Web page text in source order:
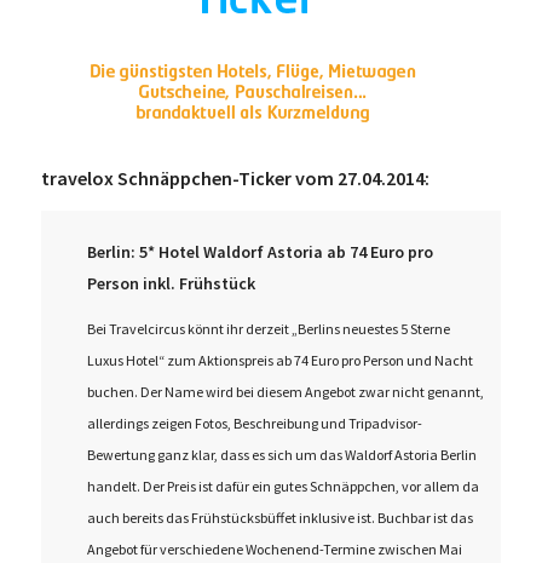
travelox Schnäppchen-Ticker vom 27.04.2014:
Berlin: 5* Hotel Waldorf Astoria ab 74 Euro pro
Person inkl. Frühstück
Bei Travelcircus könnt ihr derzeit „Berlins neuestes 5 Sterne
Luxus Hotel“ zum Aktionspreis ab 74 Euro pro Person und Nacht
buchen. Der Name wird bei diesem Angebot zwar nicht genannt,
allerdings zeigen Fotos, Beschreibung und Tripadvisor-
Bewertung ganz klar, dass es sich um das Waldorf Astoria Berlin
handelt. Der Preis ist dafür ein gutes Schnäppchen, vor allem da
auch bereits das Frühstücksbüffet inklusive ist. Buchbar ist das
Angebot für verschiedene Wochenend-Termine zwischen Mai